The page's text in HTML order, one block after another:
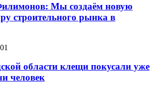
Мы создаём новую
строительного рынка в
области клещи покусали уже
человек